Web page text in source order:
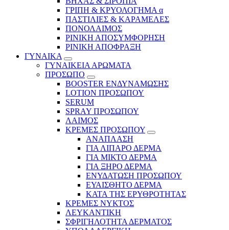
ΓΡΙΠΗ & ΚΡΥΟΛΟΓΗΜΑ α
ΠΑΣΤΙΛΙΕΣ & ΚΑΡΑΜΕΛΕΣ
ΠΟΝΟΛΑΙΜΟΣ
ΡΙΝΙΚΗ ΑΠΟΣΥΜΦΟΡΗΣΗ
ΡΙΝΙΚΗ ΑΠΟΦΡΑΞΗ
ΓΥΝΑΙΚΑ
ΓΥΝΑΙΚΕΙΑ ΑΡΩΜΑΤΑ
ΠΡΟΣΩΠΟ
BOOSTER ΕΝΔΥΝΑΜΩΣΗΣ
LOTION ΠΡΟΣΩΠΟΥ
SERUM
SPRAY ΠΡΟΣΩΠΟΥ
ΛΑΙΜΟΣ
ΚΡΕΜΕΣ ΠΡΟΣΩΠΟΥ
ΑΝΑΠΛΑΣΗ
ΓΙΑ ΛΙΠΑΡΟ ΔΕΡΜΑ
ΓΙΑ ΜΙΚΤΟ ΔΕΡΜΑ
ΓΙΑ ΞΗΡΟ ΔΕΡΜΑ
ΕΝΥΔΑΤΩΣΗ ΠΡΟΣΩΠΟΥ
ΕΥΑΙΣΘΗΤΟ ΔΕΡΜΑ
ΚΑΤΑ ΤΗΣ ΕΡΥΘΡΟΤΗΤΑΣ
ΚΡΕΜΕΣ ΝΥΚΤΟΣ
ΛΕΥΚΑΝΤΙΚΗ
ΣΦΡΙΓΗΛΟΤΗΤΑ ΔΕΡΜΑΤΟΣ